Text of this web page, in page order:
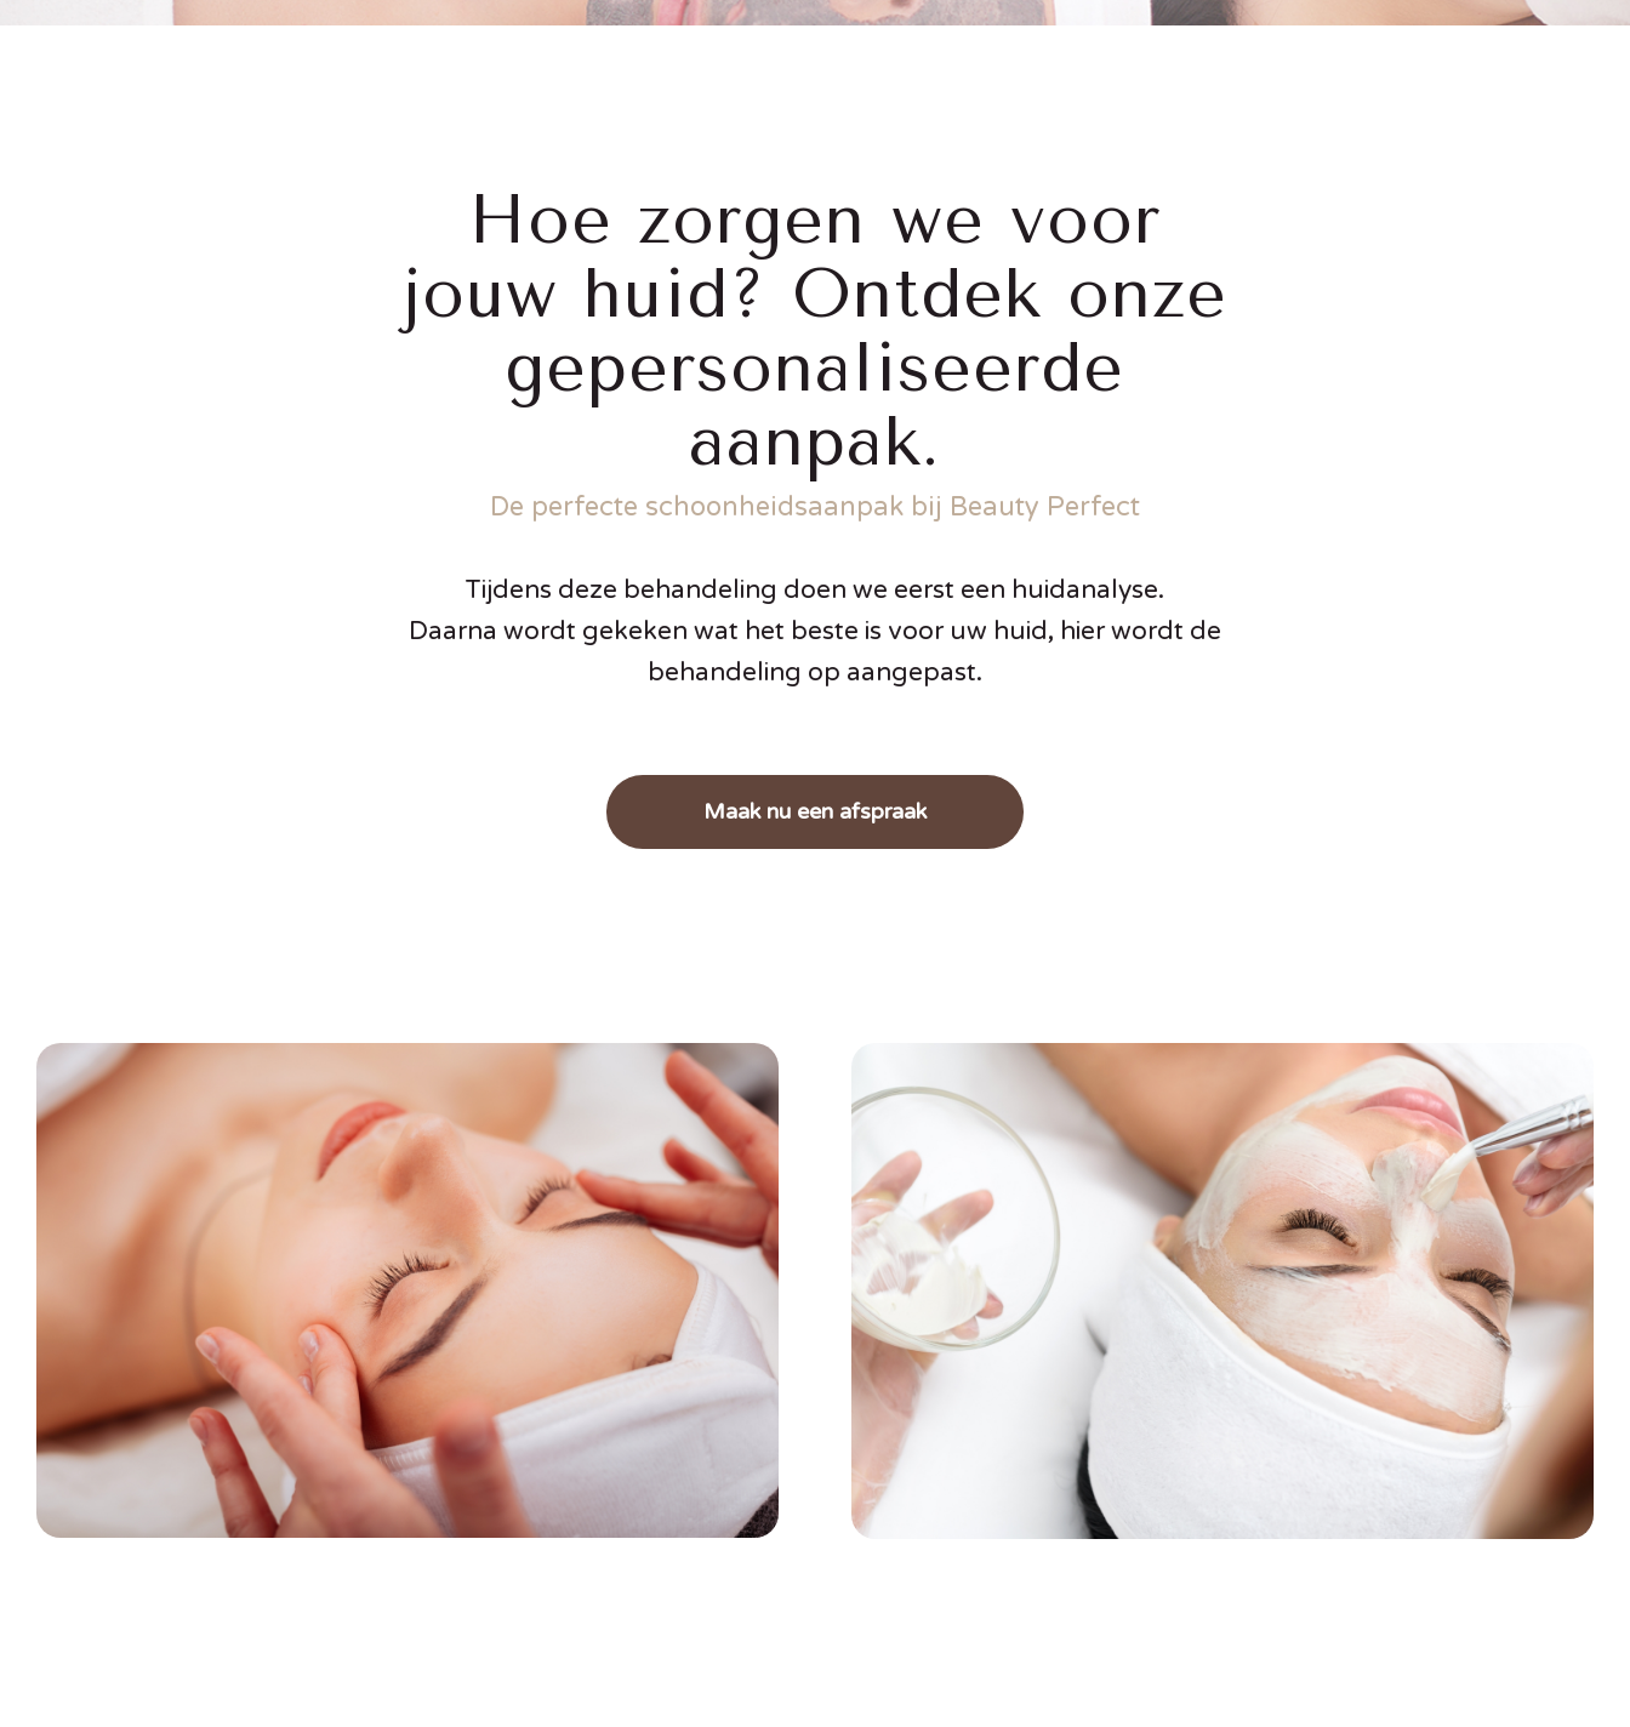
Hoe zorgen we voor
jouw huid? Ontdek onze
gepersonaliseerde
aanpak.
De perfecte schoonheidsaanpak bij Beauty Perfect
Tijdens deze behandeling doen we eerst een huidanalyse.
Daarna wordt gekeken wat het beste is voor uw huid, hier wordt de
behandeling op aangepast.
Maak nu een afspraak